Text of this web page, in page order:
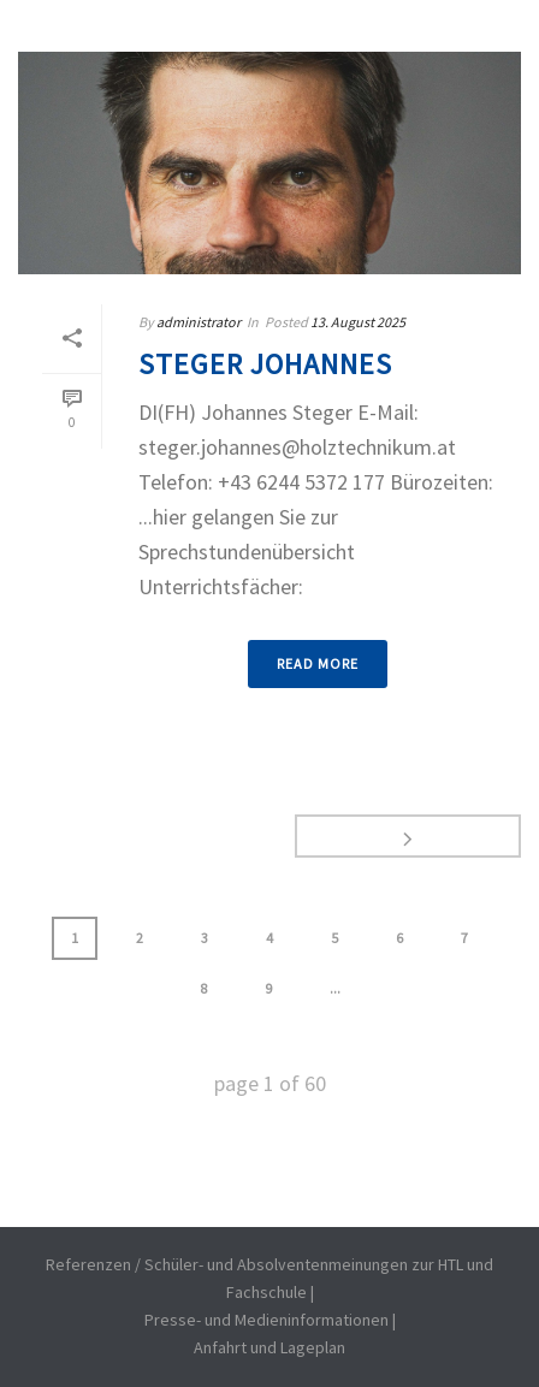
0
By administrator In Posted 13. August 2025
STEGER JOHANNES
DI(FH) Johannes Steger E-Mail:
steger.johannes@holztechnikum.at
Telefon: +43 6244 5372 177 Bürozeiten:
...hier gelangen Sie zur
Sprechstundenübersicht
Unterrichtsfächer:
READ MORE
1 2 3 4 5 6 7
8 9 ...
page 1 of 60
Referenzen / Schüler- und Absolventenmeinungen zur HTL und
Fachschule |
Presse- und Medieninformationen |
Anfahrt und Lageplan